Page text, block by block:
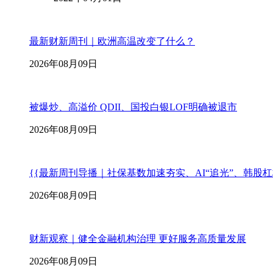
最新财新周刊｜欧洲高温改变了什么？
2026年08月09日
被爆炒、高溢价 QDII、国投白银LOF明确被退市
2026年08月09日
{{最新周刊导播｜社保基数加速夯实、AI“追光”、韩股
2026年08月09日
财新观察｜健全金融机构治理 更好服务高质量发展
2026年08月09日